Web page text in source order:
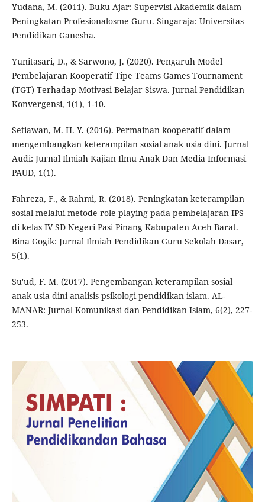
Yudana, M. (2011). Buku Ajar: Supervisi Akademik dalam
Peningkatan Profesionalosme Guru. Singaraja: Universitas
Pendidikan Ganesha.
Yunitasari, D., & Sarwono, J. (2020). Pengaruh Model
Pembelajaran Kooperatif Tipe Teams Games Tournament
(TGT) Terhadap Motivasi Belajar Siswa. Jurnal Pendidikan
Konvergensi, 1(1), 1-10.
Setiawan, M. H. Y. (2016). Permainan kooperatif dalam
mengembangkan keterampilan sosial anak usia dini. Jurnal
Audi: Jurnal Ilmiah Kajian Ilmu Anak Dan Media Informasi
PAUD, 1(1).
Fahreza, F., & Rahmi, R. (2018). Peningkatan keterampilan
sosial melalui metode role playing pada pembelajaran IPS
di kelas IV SD Negeri Pasi Pinang Kabupaten Aceh Barat.
Bina Gogik: Jurnal Ilmiah Pendidikan Guru Sekolah Dasar,
5(1).
Su'ud, F. M. (2017). Pengembangan keterampilan sosial
anak usia dini analisis psikologi pendidikan islam. AL-
MANAR: Jurnal Komunikasi dan Pendidikan Islam, 6(2), 227-
253.